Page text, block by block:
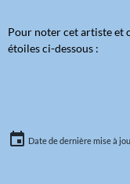
Pour noter cet artiste et
étoiles ci-dessous :
Date de dernière mise à